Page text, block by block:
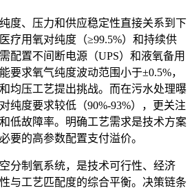
度、压力和供应稳定性直接关系到下
疗用氧对纯度（≥99.5%）和持续供
配置不间断电源（UPS）和液氧备用
要求氧气纯度波动范围小于±0.5%，
均压工艺提出挑战。而在污水处理曝
纯度要求较低（90%-93%），更关注
低故障率。明确工艺需求是技术方案
要的高参数配置支付溢价。
分制氧系统，是技术可行性、经济
与工艺匹配度的综合平衡。决策链条